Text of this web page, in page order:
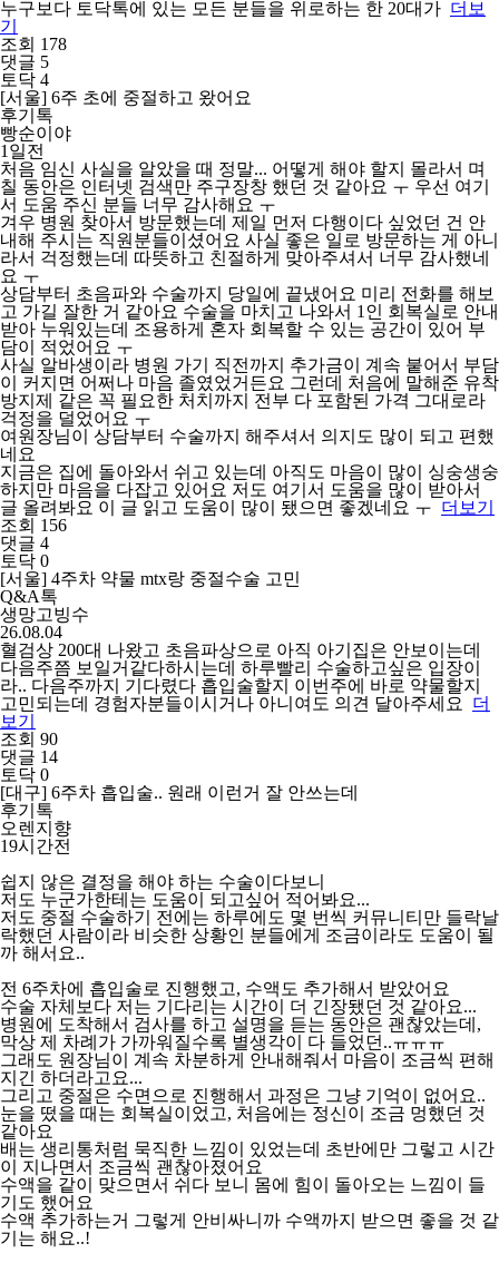
누구보다 토닥톡에 있는 모든 분들을 위로하는 한 20대가 더보
기
조회 178
댓글 5
토닥 4
[서울] 6주 초에 중절하고 왔어요
후기톡
빵순이야
1일전
처음 임신 사실을 알았을 때 정말... 어떻게 해야 할지 몰라서 며
칠 동안은 인터넷 검색만 주구장창 했던 것 같아요 ㅜ 우선 여기
서 도움 주신 분들 너무 감사해요 ㅜ
겨우 병원 찾아서 방문했는데 제일 먼저 다행이다 싶었던 건 안
내해 주시는 직원분들이셨어요 사실 좋은 일로 방문하는 게 아니
라서 걱정했는데 따뜻하고 친절하게 맞아주셔서 너무 감사했네
요 ㅜ
상담부터 초음파와 수술까지 당일에 끝냈어요 미리 전화를 해보
고 가길 잘한 거 같아요 수술을 마치고 나와서 1인 회복실로 안내
받아 누워있는데 조용하게 혼자 회복할 수 있는 공간이 있어 부
담이 적었어요 ㅜ
사실 알바생이라 병원 가기 직전까지 추가금이 계속 붙어서 부담
이 커지면 어쩌나 마음 졸였었거든요 그런데 처음에 말해준 유착
방지제 같은 꼭 필요한 처치까지 전부 다 포함된 가격 그대로라
걱정을 덜었어요 ㅜ
여원장님이 상담부터 수술까지 해주셔서 의지도 많이 되고 편했
네요
지금은 집에 돌아와서 쉬고 있는데 아직도 마음이 많이 싱숭생숭
하지만 마음을 다잡고 있어요 저도 여기서 도움을 많이 받아서
글 올려봐요 이 글 읽고 도움이 많이 됐으면 좋겠네요 ㅜ 더보기
조회 156
댓글 4
토닥 0
[서울] 4주차 약물 mtx랑 중절수술 고민
Q&A톡
생망고빙수
26.08.04
혈검상 200대 나왔고 초음파상으로 아직 아기집은 안보이는데
다음주쯤 보일거같다하시는데 하루빨리 수술하고싶은 입장이
라.. 다음주까지 기다렸다 흡입술할지 이번주에 바로 약물할지
고민되는데 경험자분들이시거나 아니여도 의견 달아주세요
더
보기
조회 90
댓글 14
토닥 0
[대구] 6주차 흡입술.. 원래 이런거 잘 안쓰는데
후기톡
오렌지향
19시간전
쉽지 않은 결정을 해야 하는 수술이다보니
저도 누군가한테는 도움이 되고싶어 적어봐요...
저도 중절 수술하기 전에는 하루에도 몇 번씩 커뮤니티만 들락날
락했던 사람이라 비슷한 상황인 분들에게 조금이라도 도움이 될
까 해서요..
전 6주차에 흡입술로 진행했고, 수액도 추가해서 받았어요
수술 자체보다 저는 기다리는 시간이 더 긴장됐던 것 같아요...
병원에 도착해서 검사를 하고 설명을 듣는 동안은 괜찮았는데,
막상 제 차례가 가까워질수록 별생각이 다 들었던..ㅠㅠㅠ
그래도 원장님이 계속 차분하게 안내해줘서 마음이 조금씩 편해
지긴 하더라고요...
그리고 중절은 수면으로 진행해서 과정은 그냥 기억이 없어요..
눈을 떴을 때는 회복실이었고, 처음에는 정신이 조금 멍했던 것
같아요
배는 생리통처럼 묵직한 느낌이 있었는데 초반에만 그렇고 시간
이 지나면서 조금씩 괜찮아졌어요
수액을 같이 맞으면서 쉬다 보니 몸에 힘이 돌아오는 느낌이 들
기도 했어요
수액 추가하는거 그렇게 안비싸니까 수액까지 받으면 좋을 것 같
기는 해요..!